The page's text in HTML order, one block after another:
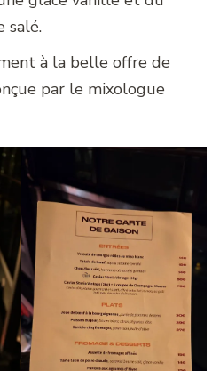
salé.
à la belle offre de
par le mixologue